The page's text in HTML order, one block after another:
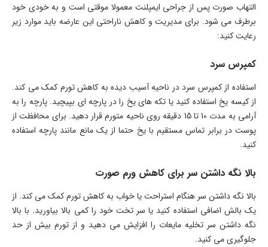
التهاب صورت پس از جراحی ایمپلنت معمولا موقتی است و به خودی خود
برطرف می شود. برای مدیریت و کاهش ناراحتی این عارضه باید موارد زیر
رعایت کنید:
کمپرس سرد
استفاده از کمپرس سرد در ناحیه آسیب دیده به کاهش تورم کمک می کند.
از کیسه یخ استفاده کنید یا تکه های یخ را در پارچه ای بپیچید. پارچه را به
آرامی به مدت 10 تا 15 دقیقه روی ناحیه متورم قرار دهید. برای محافظت از
پوست در برابر تماس مستقیم با یخ حتما از یک مانع مانند پارچه استفاده
کنید.
بالا نگه داشتن سر برای کاهش ورم صورت
بالا نگه داشتن سر هنگام استراحت یا خواب به کاهش تورم کمک می کند. از
یک بالش اضافی استفاده کنید یا سر تخت خود را کمی بالا بیاورید. با بالا
نگه داشتن سر تخلیه مایعات را افزایش می دهید و از تورم بیش از حد
جلوگیری می کنید.